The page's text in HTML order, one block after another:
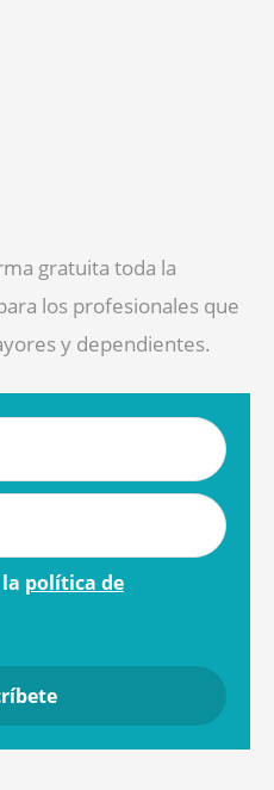
gratuita toda la
los profesionales que
y dependientes.
política de